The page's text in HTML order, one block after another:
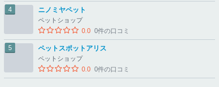
ニノミヤペット
ペットショップ
0.0 0件の口コミ
ペットスポットアリス
ペットショップ
0.0 0件の口コミ